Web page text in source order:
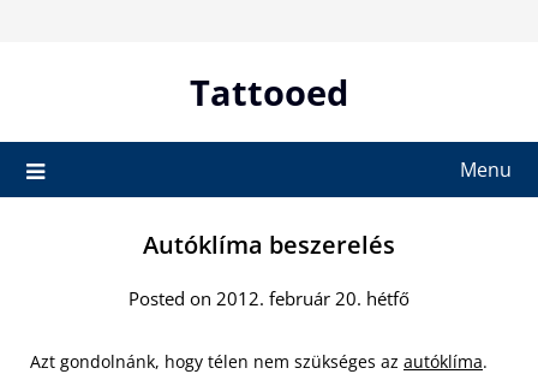
Tattooed
Menu
Autóklíma beszerelés
Posted on 2012. február 20. hétfő
Azt gondolnánk, hogy télen nem szükséges az autóklíma.